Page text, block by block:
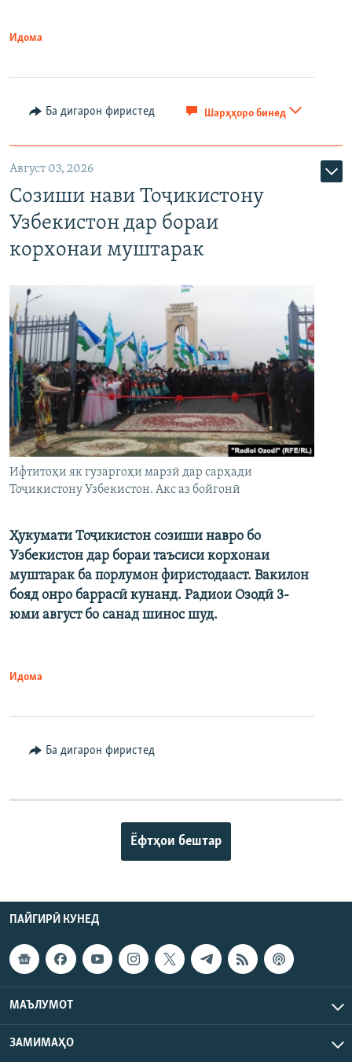
Идома
Ба дигарон фиристед Шарҳҳоро бинед
Август 03, 2026
Созиши нави Тоҷикистону
Узбекистон дар бораи
корхонаи муштарак
Ифтитоҳи як гузаргоҳи марзӣ дар сарҳади
Тоҷикистону Узбекистон. Акс аз бойгонӣ
Ҳукумати Тоҷикистон созиши навро бо
Узбекистон дар бораи таъсиси корхонаи
муштарак ба порлумон фиристодааст. Вакилон
бояд онро баррасӣ кунанд. Радиои Озодӣ 3-
юми август бо санад шинос шуд.
Идома
Ба дигарон фиристед
Ёфтҳои бештар
ПАЙГИРӢ КУНЕД
МАЪЛУМОТ
ЗАМИМАҲО